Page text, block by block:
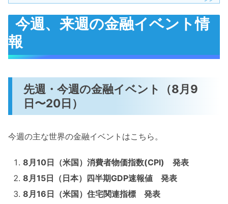
今週、来週の金融イベント情
報
先週・今週の金融イベント（8月9
日〜20日）
今週の主な世界の金融イベントはこちら。
8月10日（米国）消費者物価指数(CPI) 発表
8月15日（日本）四半期GDP速報値 発表
8月16日（米国）住宅関連指標 発表